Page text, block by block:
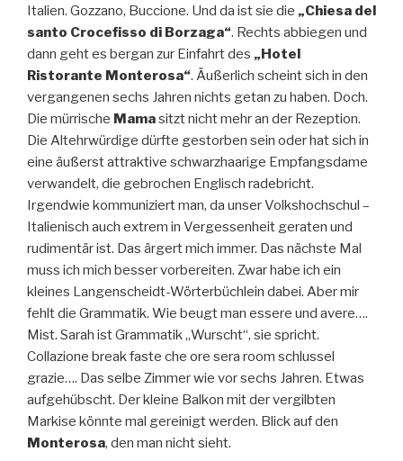
Italien. Gozzano, Buccione. Und da ist sie die „Chiesa del
santo Crocefisso di Borzaga“. Rechts abbiegen und
dann geht es bergan zur Einfahrt des „Hotel
Ristorante Monterosa“. Äußerlich scheint sich in den
vergangenen sechs Jahren nichts getan zu haben. Doch.
Die mürrische Mamasitzt nicht mehr an der Rezeption.
Die Altehrwürdige dürfte gestorben sein oder hat sich in
eine äußerst attraktive schwarzhaarige Empfangsdame
verwandelt, die gebrochen Englisch radebricht.
Irgendwie kommuniziert man, da unser Volkshochschul –
Italienisch auch extrem in Vergessenheit geraten und
rudimentär ist. Das ärgert mich immer. Das nächste Mal
muss ich mich besser vorbereiten. Zwar habe ich ein
kleines Langenscheidt-Wörterbüchlein dabei. Aber mir
fehlt die Grammatik. Wie beugt man essere und avere….
Mist. Sarah ist Grammatik „Wurscht“, sie spricht.
Collazione break faste che ore sera room schlussel
grazie…. Das selbe Zimmer wie vor sechs Jahren. Etwas
aufgehübscht. Der kleine Balkon mit der vergilbten
Markise könnte mal gereinigt werden. Blick auf den
Monterosa, den man nicht sieht.